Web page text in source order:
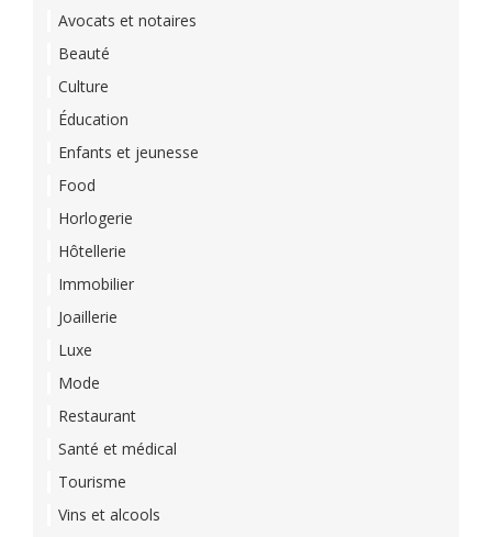
Avocats et notaires
Beauté
Culture
Éducation
Enfants et jeunesse
Food
Horlogerie
Hôtellerie
Immobilier
Joaillerie
Luxe
Mode
Restaurant
Santé et médical
Tourisme
Vins et alcools